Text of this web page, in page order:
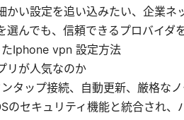
かい設定を追い込みたい、企業
選んでも、信頼できるプロバイダ
Iphone vpn 設定方法
リが人気なのか
ンタップ接続、自動更新、厳格な
のセキュリティ機能と統合され、